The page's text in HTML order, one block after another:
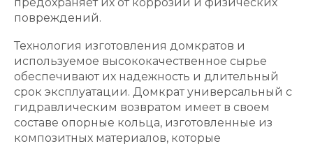
повреждений.
Технология изготовления домкратов и
используемое высококачественное сырье
обеспечивают их надежность и длительный
срок эксплуатации. Домкрат универсальный с
гидравлическим возвратом имеет в своем
составе опорные кольца, изготовленные из
композитных материалов, которые